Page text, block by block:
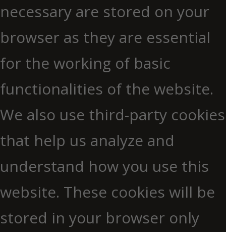
necessary are stored on your
browser as they are essential
for the working of basic
functionalities of the website.
We also use third-party cookies
that help us analyze and
understand how you use this
website. These cookies will be
stored in your browser only